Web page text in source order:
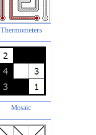
Thermometers
Mosaic